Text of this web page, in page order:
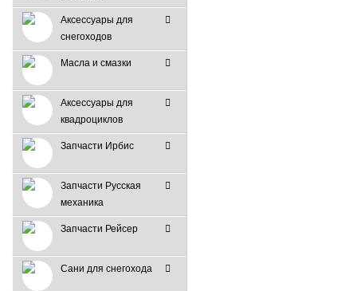
Аксессуары для
снегоходов
Масла и смазки
Аксессуары для
квадроциклов
Запчасти Ирбис
Запчасти Русская
механика
Запчасти Рейсер
Сани для снегохода